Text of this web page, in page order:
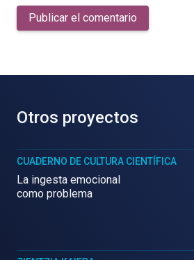
Publicar el comentario
Otros proyectos
CUADERNO DE CULTURA CIENTÍFICA
La ingesta emocional
como problema